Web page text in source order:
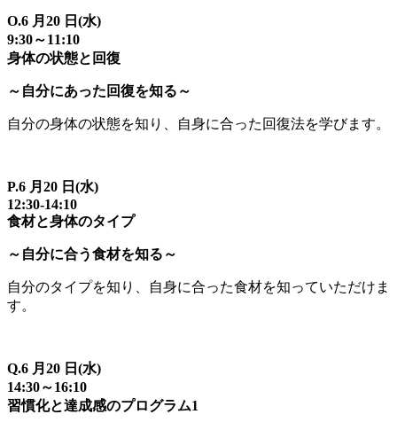
O.6 月20 日(水)
9:30～11:10
身体の状態と回復
～自分にあった回復を知る～
自分の身体の状態を知り、自身に合った回復法を学びます。
P.6 月20 日(水)
12:30-14:10
食材と身体のタイプ
～自分に合う食材を知る～
自分のタイプを知り、自身に合った食材を知っていただけま
す。
Q.6 月20 日(水)
14:30～16:10
習慣化と達成感のプログラム1